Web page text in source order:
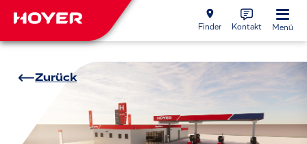
Finder Kontakt Menü
Zurück